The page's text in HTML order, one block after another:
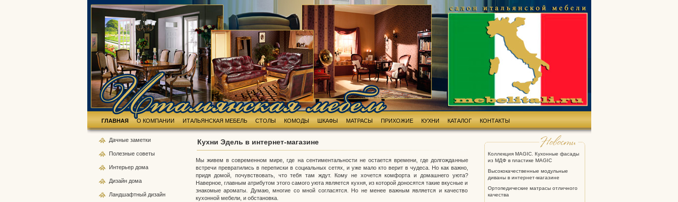
Кухни Эдель в интернет-магазине
Мы живем в современном мире, где на сентиментальности не остается времени, где долгожданные
встречи превратились в переписки в социальных сетях, и уже мало кто верит в чудеса. Но как важно,
придя домой, почувствовать, что тебя там ждут. Кому не хочется комфорта и домашнего уюта?
Наверное, главным атрибутом этого самого уюта является кухня, из которой доносятся такие вкусные и
знакомые ароматы. Думаю, многие со мной согласятся. Но не менее важным является и качество
кухонной мебели, и обстановка.
Дачные заметки
Полезные советы
Интерьер дома
Дизайн дома
Ландшафтный дизайн
Коллекция MAGIC. Кухонные фасады
из МДФ в пластике MAGIC
Высококачественные модульные
диваны в интернет-магазине
Ортопедические матрасы отличного
качества
ГЛАВНАЯ О КОМПАНИИ ИТАЛЬЯНСКАЯ МЕБЕЛЬ СТОЛЫ КОМОДЫ ШКАФЫ МАТРАСЫ ПРИХОЖИЕ КУХНИ КАТАЛОГ КОНТАКТЫ